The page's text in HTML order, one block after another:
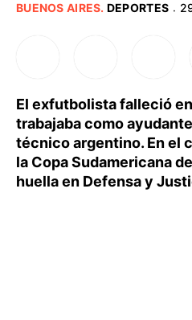
BUENOS AIRES. DEPORTES ·
El exfutbolista falleció
trabajaba como
técnico argentino. En el
la Copa Sudamericana
huella en Defensa y